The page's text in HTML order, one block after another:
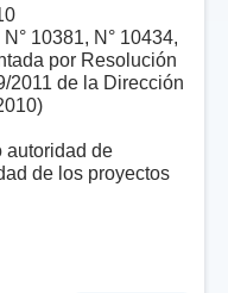
10381, N° 10434,
por Resolución
2011 de la Dirección
autoridad de
de los proyectos